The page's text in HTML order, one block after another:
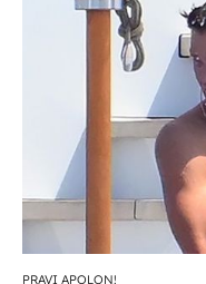
PRAVI APOLON!